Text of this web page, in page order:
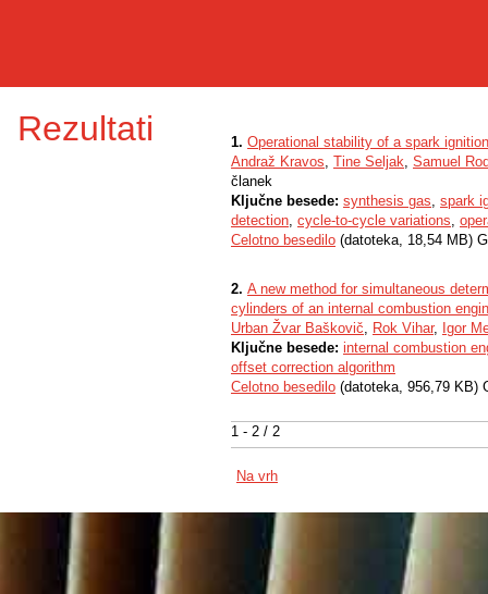
Rezultati
1 - 2 / 2
1. Operational stability of a spark
Andraž Kravos, Tine Seljak, Samuel
članek
Ključne besede: synthesis gas, spark
detection, cycle-to-cycle variations,
Celotno besedilo (datoteka, 18,54 MB)
2. A new method for simultaneous
cylinders of an internal combustion
Urban Žvar Baškovič, Rok Vihar, Igor
Ključne besede: internal combustion
offset correction algorithm
Celotno besedilo (datoteka, 956,79 KB)
Na vrh